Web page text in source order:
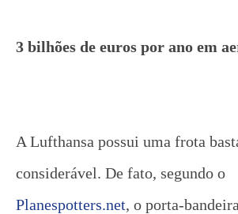
3 bilhões de euros por ano em
A Lufthansa possui uma frota
considerável. De fato, segundo o
Planespotters.net, o porta-